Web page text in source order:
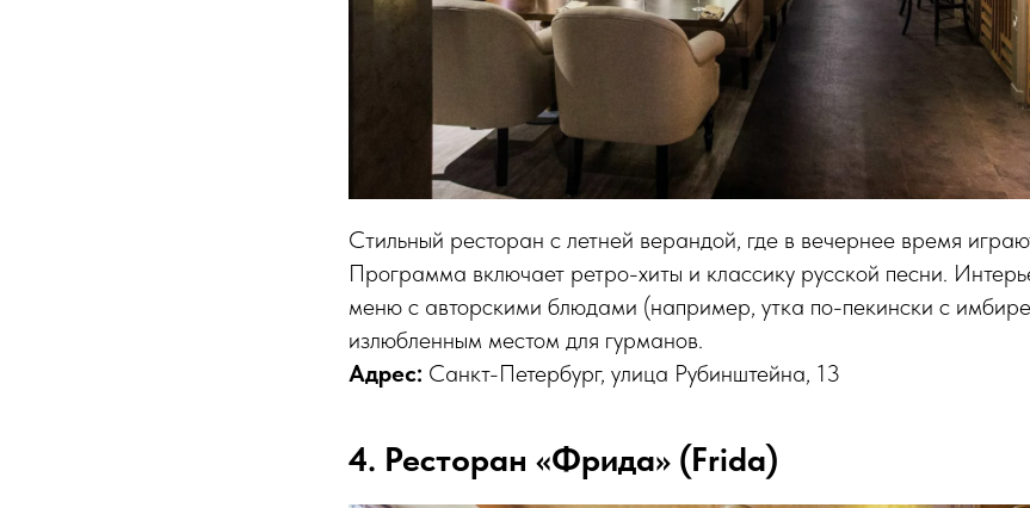
Стильный ресторан с летней верандой, где в вечернее время
Программа включает ретро-хиты и классику русской песни.
меню с авторскими блюдами (например, утка по-пекински с
излюбленным местом для гурманов.
Aдрес: Санкт-Петербург, улица Рубинштейна, 13
4. Ресторан «Фрида» (Frida)